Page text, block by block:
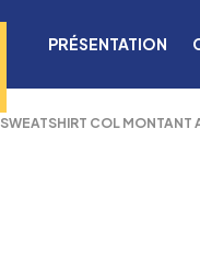
PRÉSENTATION
SWEATSHIRT COL MONTANT